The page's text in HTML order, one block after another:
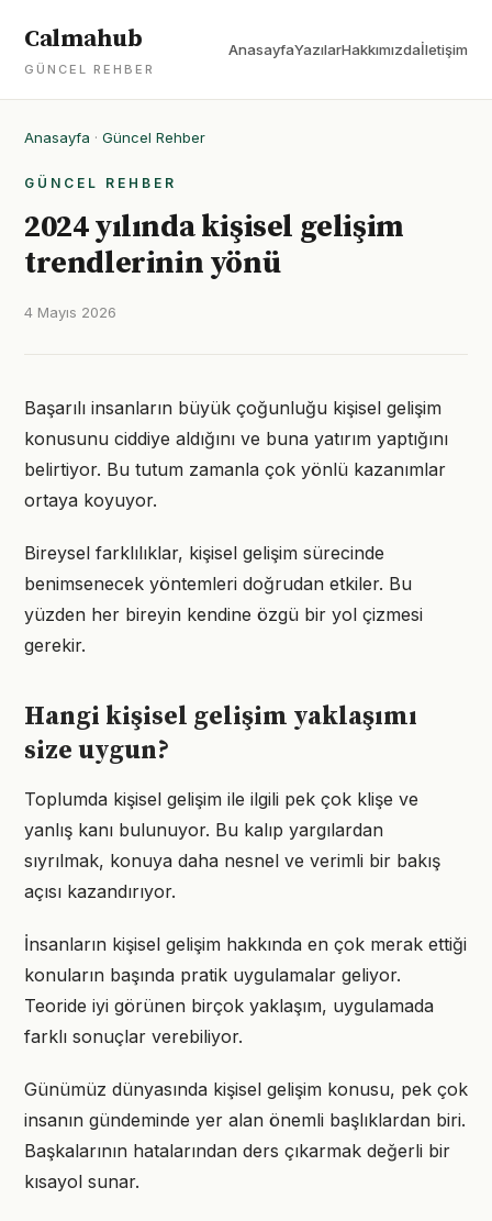
Calmahub
GÜNCEL REHBER
AnasayfaYazılarHakkımızdaİletişim
Anasayfa · Güncel Rehber
GÜNCEL REHBER
2024 yılında kişisel gelişim
trendlerinin yönü
4 Mayıs 2026
Başarılı insanların büyük çoğunluğu kişisel gelişim
konusunu ciddiye aldığını ve buna yatırım yaptığını
belirtiyor. Bu tutum zamanla çok yönlü kazanımlar
ortaya koyuyor.
Bireysel farklılıklar, kişisel gelişim sürecinde
benimsenecek yöntemleri doğrudan etkiler. Bu
yüzden her bireyin kendine özgü bir yol çizmesi
gerekir.
Hangi kişisel gelişim yaklaşımı
size uygun?
Toplumda kişisel gelişim ile ilgili pek çok klişe ve
yanlış kanı bulunuyor. Bu kalıp yargılardan
sıyrılmak, konuya daha nesnel ve verimli bir bakış
açısı kazandırıyor.
İnsanların kişisel gelişim hakkında en çok merak ettiği
konuların başında pratik uygulamalar geliyor.
Teoride iyi görünen birçok yaklaşım, uygulamada
farklı sonuçlar verebiliyor.
Günümüz dünyasında kişisel gelişim konusu, pek çok
insanın gündeminde yer alan önemli başlıklardan biri.
Başkalarının hatalarından ders çıkarmak değerli bir
kısayol sunar.